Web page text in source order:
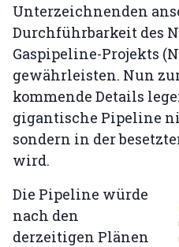
Unterzeichnenden
Durchführbarkeit des
Gaspipeline-Projekts
gewährleisten. Nun
kommende Details
gigantische Pipeline
sondern in der
wird.
Die Pipeline würde
nach den
derzeitigen Plänen